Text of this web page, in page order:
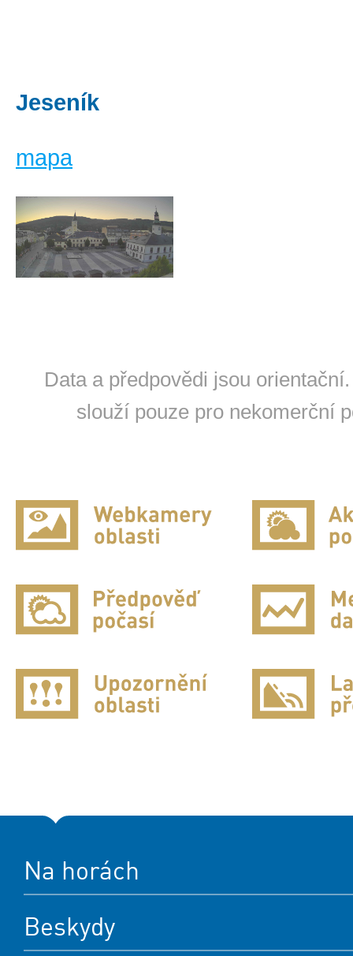
Jeseník
mapa
Data a předpovědi jsou
slouží pouze pro nekomerční
Na horách
Beskydy